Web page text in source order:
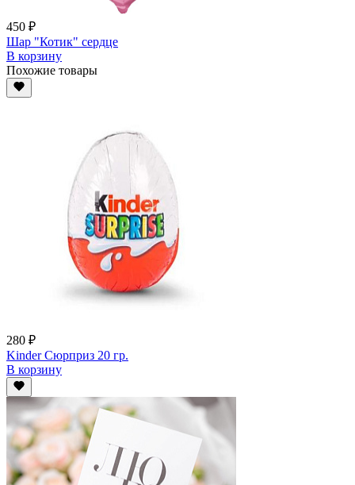
450 ₽
Шар "Котик" сердце
В корзину
Похожие товары
280 ₽
Kinder Сюрприз 20 гр.
В корзину